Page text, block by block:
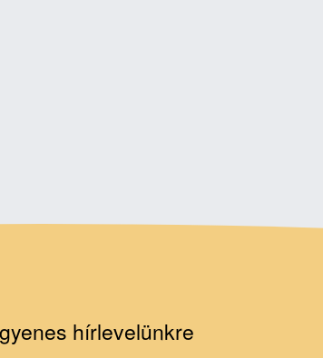
hírlevelünkre